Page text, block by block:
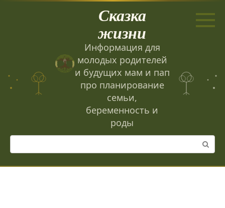
Сказка
жизни
Информация для
молодых родителей
и будущих мам и пап
про планирование
семьи,
беременность и
роды
Поиск: